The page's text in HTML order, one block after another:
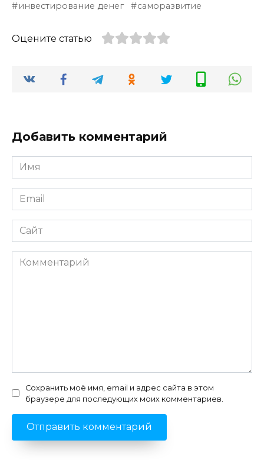
инвестирование денег
саморазвитие
Оцените статью
Добавить комментарий
Имя
*
Email
*
Сайт
Комментарий
Сохранить моё имя, email и адрес сайта в этом
браузере для последующих моих комментариев.